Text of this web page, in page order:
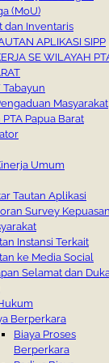
(MoU)
dan Inventaris
APLIKASI SIPP
SE WILAYAH
Masyarakat
Papua Barat
Umum
Tautan Aplikasi
Survey Kepuasan
Instansi Terkait
ke Media Social
Selamat dan
Berperkara
Biaya Proses
Berperkara